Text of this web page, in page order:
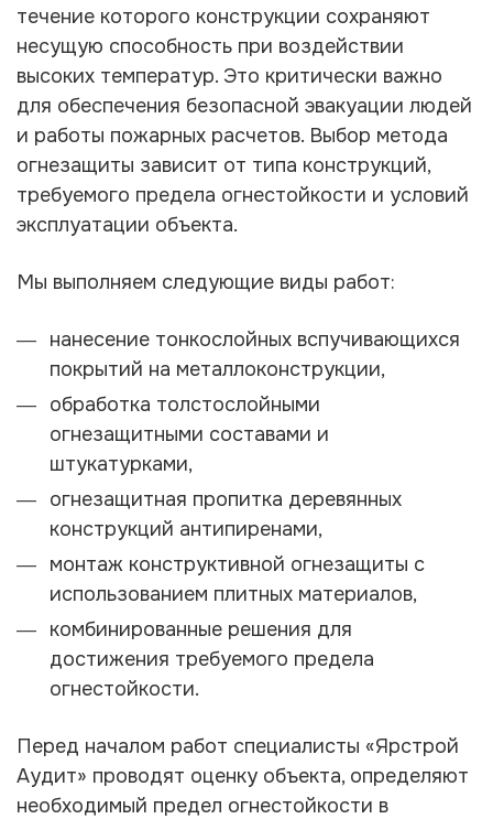
течение которого конструкции сохраняют
несущую способность при воздействии
высоких температур. Это критически важно
для обеспечения безопасной эвакуации людей
и работы пожарных расчетов. Выбор метода
огнезащиты зависит от типа конструкций,
требуемого предела огнестойкости и условий
эксплуатации объекта.
Мы выполняем следующие виды работ:
нанесение тонкослойных вспучивающихся
покрытий на металлоконструкции,
обработка толстослойными
огнезащитными составами и
штукатурками,
огнезащитная пропитка деревянных
конструкций антипиренами,
монтаж конструктивной огнезащиты с
использованием плитных материалов,
комбинированные решения для
достижения требуемого предела
огнестойкости.
Перед началом работ специалисты «Ярстрой
Аудит» проводят оценку объекта, определяют
необходимый предел огнестойкости в